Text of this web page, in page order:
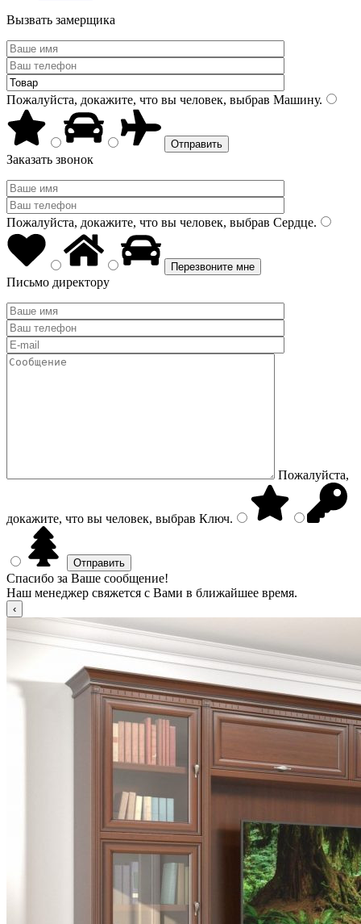
Вызвать замерщика
Пожалуйста, докажите, что вы человек, выбрав Машину.
Заказать звонок
Пожалуйста, докажите, что вы человек, выбрав Сердце.
Письмо директору
Пожалуйста,
докажите, что вы человек, выбрав Ключ.
Спасибо за Ваше сообщение!
Наш менеджер свяжется с Вами в ближайшее время.